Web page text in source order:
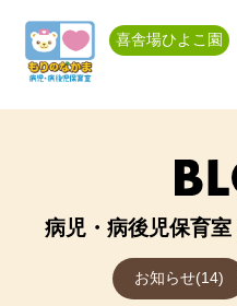
喜舎場ひよこ園
病児・病後児保育
お知らせ(14)